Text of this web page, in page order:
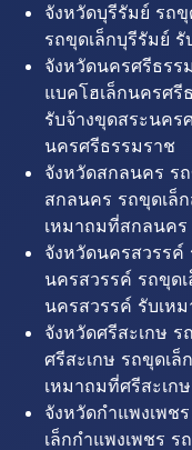
จังหวัดบุรีรัมย์ รถ
รถขุดเล็กบุรีรัมย์
จังหวัดนครศรีธรร
แบคโฮเล็กนครศรี
รับจ้างขุดสระนคร
นครศรีธรรมราช
จังหวัดสกลนคร ร
สกลนคร รถขุดเล็
เหมาถมที่สกลนคร
จังหวัดนครสวรรค์
นครสวรรค์ รถขุด
นครสวรรค์ รับเห
จังหวัดศรีสะเกษ ร
ศรีสะเกษ รถขุดเล็
เหมาถมที่ศรีสะเกษ
จังหวัดกำแพงเพช
เล็กกำแพงเพชร ร